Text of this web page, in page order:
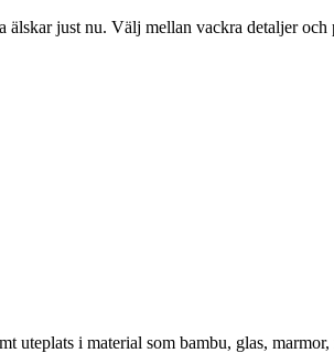
älskar just nu. Välj mellan vackra detaljer
uteplats i material som bambu, glas,